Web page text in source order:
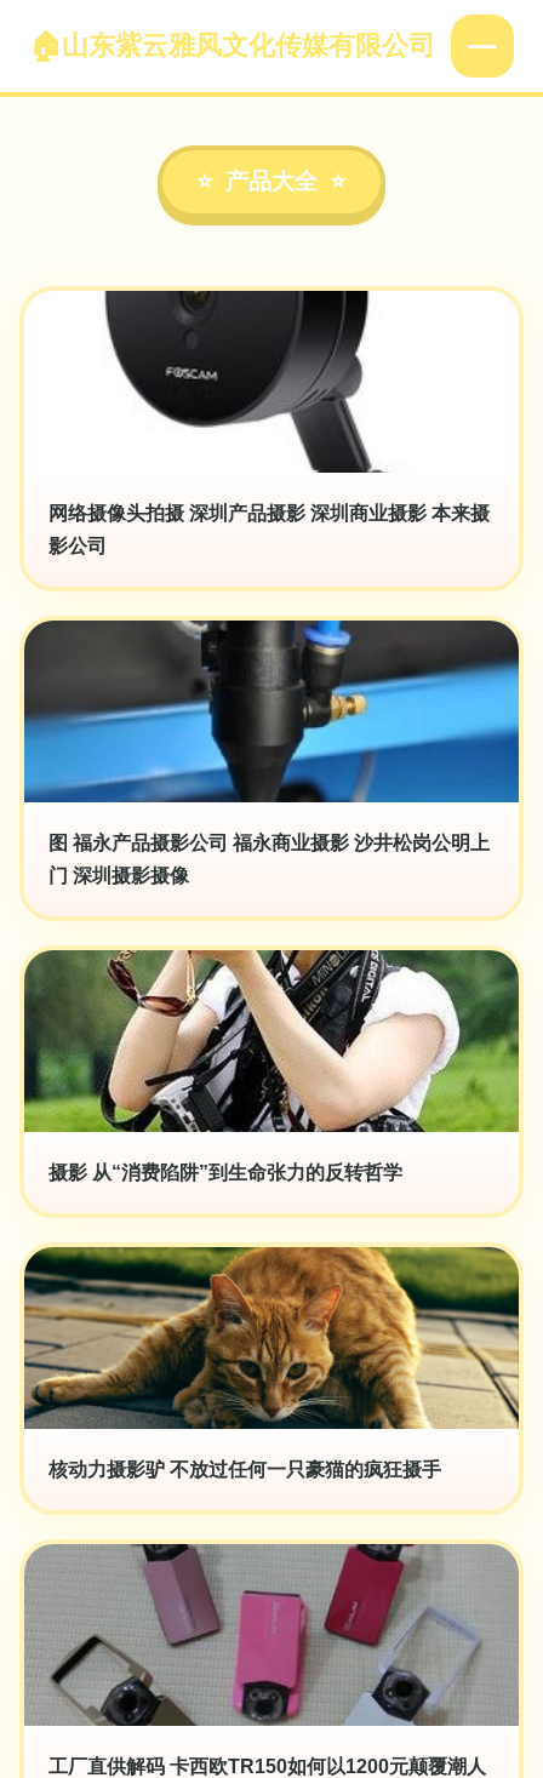
山东紫云雅风文化传媒有限公司
产品大全
网络摄像头拍摄 深圳产品摄影 深圳商业摄影 本来摄
影公司
图 福永产品摄影公司 福永商业摄影 沙井松岗公明上
门 深圳摄影摄像
摄影 从“消费陷阱”到生命张力的反转哲学
核动力摄影驴 不放过任何一只豪猫的疯狂摄手
工厂直供解码 卡西欧TR150如何以1200元颠覆潮人